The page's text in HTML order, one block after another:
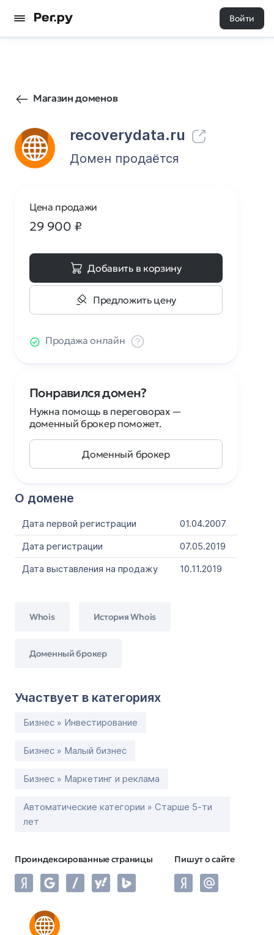
Войти
Магазин доменов
recoverydata.ru
778 0
Домен продаётся
О домене
Дата первой регистрации
01.04.2007
Дата регистрации
07.05.2019
Дата выставления на продажу
10.11.2019
Whois История Whois
Доменный брокер
Участвует в категориях
Бизнес » Инвестирование
Бизнес » Малый бизнес
Бизнес » Маркетинг и реклама
Автоматические категории » Старше 5-ти
лет
Проиндексированные страницы Пишут о сайте
Цена продажи
29 900 ₽
Добавить в корзину
Предложить цену
Продажа онлайн
Понравился домен?
Нужна помощь в переговорах —
доменный брокер поможет.
Доменный брокер